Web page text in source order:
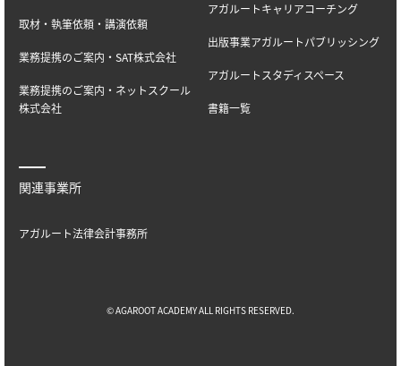
取材・執筆依頼・講演依頼
業務提携のご案内・SAT株式会社
業務提携のご案内・ネットスクール
株式会社
アガルートキャリアコーチング
出版事業アガルートパブリッシング
アガルートスタディスペース
書籍一覧
関連事業所
アガルート法律会計事務所
© AGAROOT ACADEMY ALL RIGHTS RESERVED.